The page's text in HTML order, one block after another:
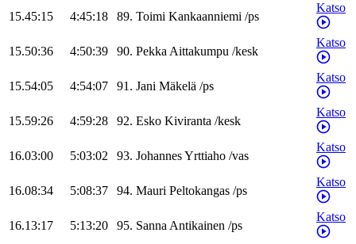
15.45:15 4:45:18 89. Toimi Kankaanniemi /ps
Katso
15.50:36 4:50:39 90. PekkaAittakumpu /kesk
Katso
15.54:05 4:54:07 91. Jani Mäkelä /ps
Katso
15.59:26 4:59:28 92. Esko Kiviranta /kesk
Katso
16.03:00 5:03:02 93. JohannesYrttiaho /vas
Katso
16.08:34 5:08:37 94. Mauri Peltokangas /ps
Katso
16.13:17 5:13:20 95. SannaAntikainen /ps
Katso